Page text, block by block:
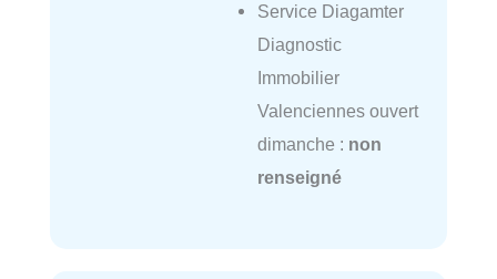
Service Diagamter
Diagnostic
Immobilier
Valenciennes ouvert
dimanche : non
renseigné